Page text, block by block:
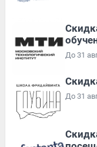
До 31
До 31